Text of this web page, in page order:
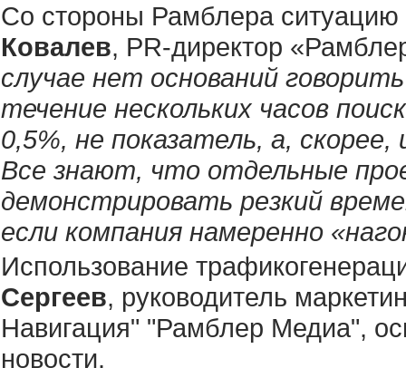
Со стороны Рамблера
Ковалев, PR-директор
случае нет оснований
течение нескольких часов
0,5%, не показатель, а,
Все знают, что отдельные
демонстрировать резкий
если компания намеренно
Использование
Сергеев, руководитель
Навигация" "Рамблер Медиа",
новости.